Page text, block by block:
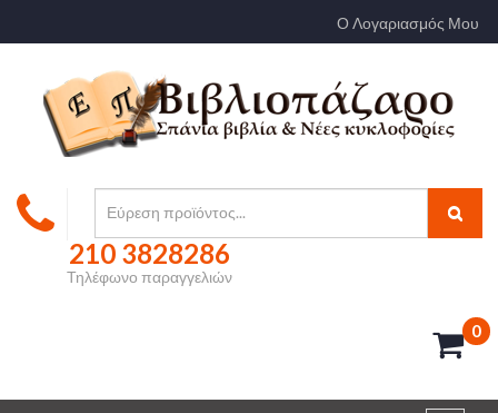
Ο Λογαριασμός Μου
210 3828286
Τηλέφωνο παραγγελιών
0